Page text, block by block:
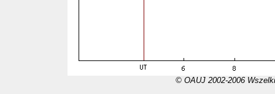
© OAUJ 2002-2006